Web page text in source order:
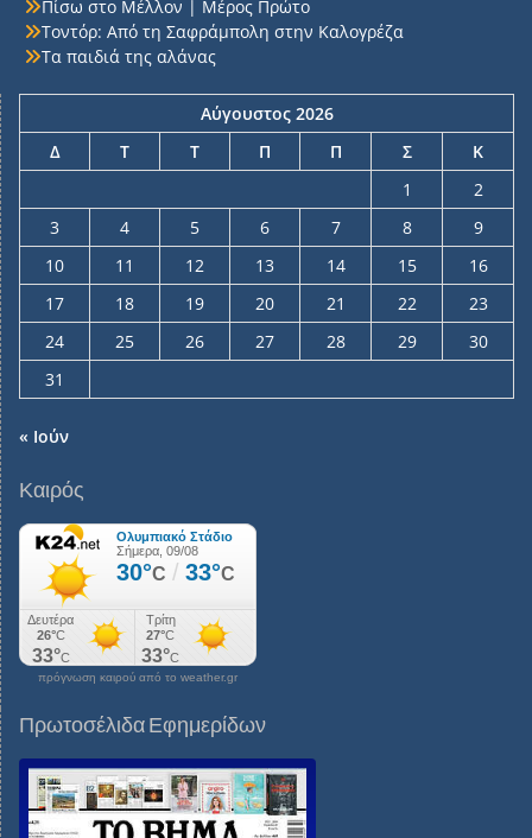
Πίσω στο Μέλλον | Μέρος Πρώτο
Τοντόρ: Από τη Σαφράμπολη στην Καλογρέζα
Τα παιδιά της αλάνας
Αύγουστος 2026
Δ
Τ Τ Π Π Σ
Κ
1
2
3
4 5 6 7 8
9
10
11 12 13 14 15
16
17
18 19 20 21 22
23
24
25 26 27 28 29
30
31
« Ιούν
Καιρός
πρόγνωση καιρού από το weather.gr
Πρωτοσέλιδα Εφημερίδων